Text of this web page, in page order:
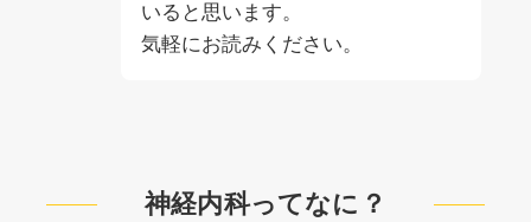
いると思います。
気軽にお読みください。
神経内科ってなに？